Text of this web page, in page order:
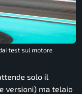
test sul motore
solo il
versioni) ma telaio